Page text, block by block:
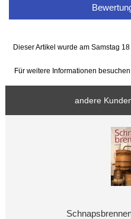
Dieser Artikel wurde am Samstag
Für weitere Informationen
andere